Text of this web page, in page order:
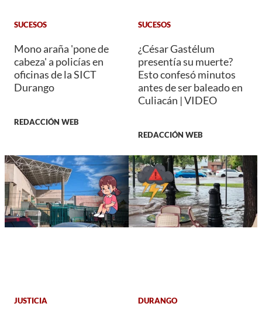
SUCESOS
Mono araña 'pone de
cabeza' a policías en
oficinas de la SICT
Durango
REDACCIÓN WEB
SUCESOS
¿César Gastélum
presentía su muerte?
Esto confesó minutos
antes de ser baleado en
Culiacán | VIDEO
REDACCIÓN WEB
JUSTICIA DURANGO